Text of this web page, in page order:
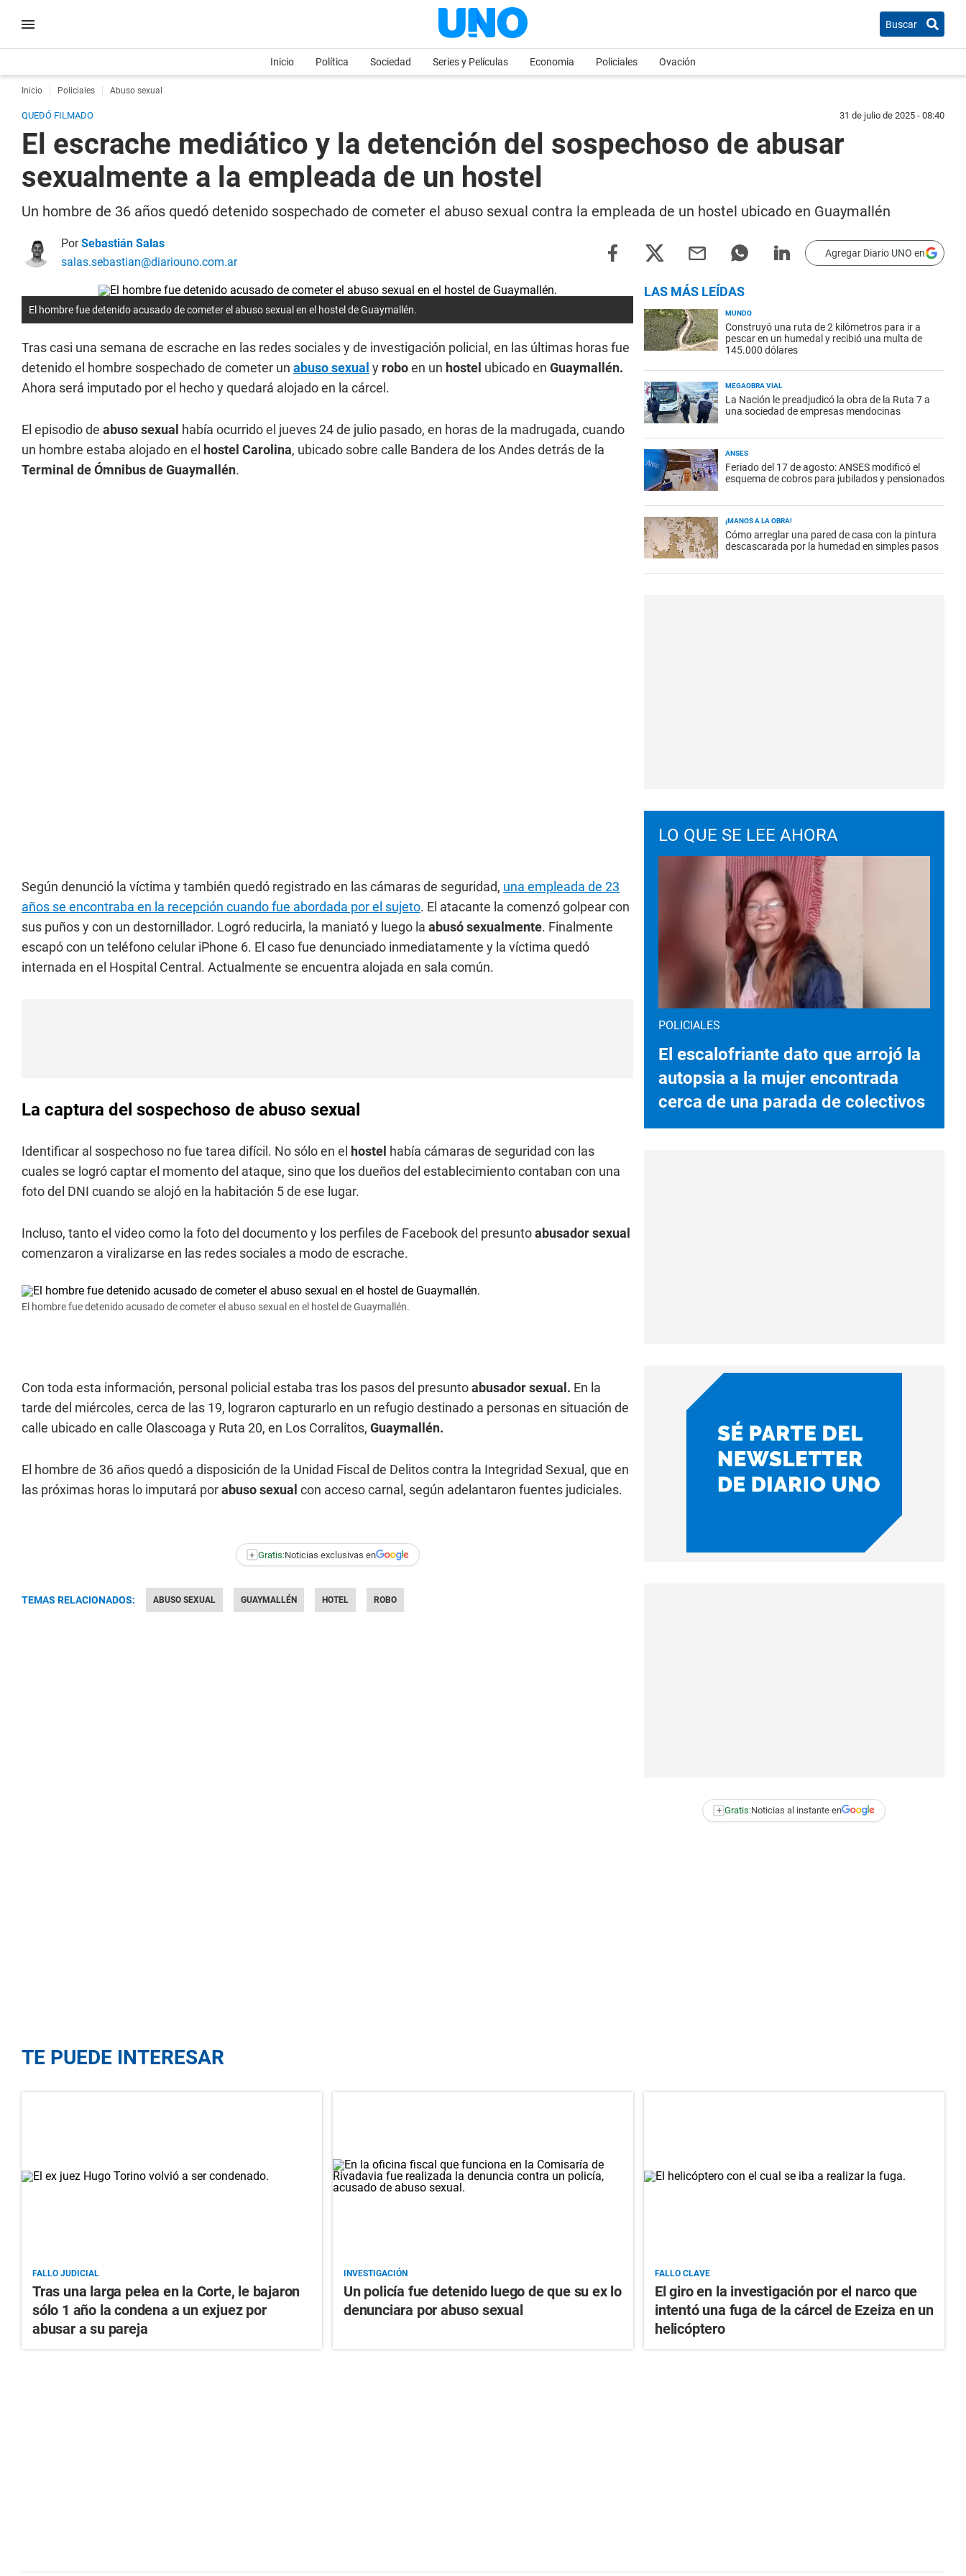
Buscar
Inicio Política Sociedad Series y Películas Economia Policiales Ovación
Inicio Policiales Abuso sexual
QUEDÓ FILMADO 31 de julio de 2025 - 08:40
El escrache mediático y la detención del sospechoso de abusar
sexualmente a la empleada de un hostel
Un hombre de 36 años quedó detenido sospechado de cometer el abuso sexual contra la empleada de un hostel ubicado en Guaymallén
PorSebastián Salas
salas.sebastian@diariouno.com.ar
Agregar Diario UNO en
El hombre fue detenido acusado de cometer el abuso sexual en el hostel de Guaymallén.
Tras casi una semana de escrache en las redes sociales y de investigación policial, en las últimas horas fue
detenido el hombre sospechado de cometer un abuso sexual y roboen un hostel ubicado en Guaymallén.
Ahora será imputado por el hecho y quedará alojado en la cárcel.
El episodio de abuso sexual había ocurrido el jueves 24 de julio pasado, en horas de la madrugada, cuando
un hombre estaba alojado en el hostel Carolina, ubicado sobre calle Bandera de los Andes detrás de la
Terminal de Ómnibus de Guaymallén.
Según denunció la víctima y también quedó registrado en las cámaras de seguridad, una empleada de 23
años se encontraba en la recepción cuando fue abordada por el sujeto. El atacante la comenzó golpear con
sus puños y con un destornillador. Logró reducirla, la maniató y luego la abusó sexualmente. Finalmente
escapó con un teléfono celular iPhone 6. El caso fue denunciado inmediatamente y la víctima quedó
internada en el Hospital Central. Actualmente se encuentra alojada en sala común.
La captura del sospechoso de abuso sexual
Identificar al sospechoso no fue tarea difícil. No sólo en el hostel había cámaras de seguridad con las
cuales se logró captar el momento del ataque, sino que los dueños del establecimiento contaban con una
foto del DNI cuando se alojó en la habitación 5 de ese lugar.
Incluso, tanto el video como la foto del documento y los perfiles de Facebook del presuntoabusador sexual
comenzaron a viralizarse en las redes sociales a modo de escrache.
El hombre fue detenido acusado de cometer el abuso sexual en el hostel de Guaymallén.
Con toda esta información, personal policial estaba tras los pasos del presuntoabusador sexual. En la
tarde del miércoles, cerca de las 19, lograron capturarlo en un refugio destinado a personas en situación de
calle ubicado en calle Olascoaga y Ruta 20, en Los Corralitos, Guaymallén.
El hombre de 36 años quedó a disposición de la Unidad Fiscal de Delitos contra la Integridad Sexual, que en
las próximas horas lo imputará porabuso sexual con acceso carnal, según adelantaron fuentes judiciales.
+ Gratis:Noticias exclusivas en
TEMAS RELACIONADOS: ABUSO SEXUAL GUAYMALLÉN HOTEL ROBO
LAS MÁS LEÍDAS
MUNDO
Construyó una ruta de 2 kilómetros para ir a
pescar en un humedal y recibió una multa de
145.000 dólares
MEGAOBRA VIAL
La Nación le preadjudicó la obra de la Ruta 7 a
una sociedad de empresas mendocinas
ANSES
Feriado del 17 de agosto: ANSES modificó el
esquema de cobros para jubilados y pensionados
¡MANOS A LA OBRA!
Cómo arreglar una pared de casa con la pintura
descascarada por la humedad en simples pasos
LO QUE SE LEE AHORA
POLICIALES
El escalofriante dato que arrojó la
autopsia a la mujer encontrada
cerca de una parada de colectivos
+ Gratis:Noticias al instante en
TE PUEDE INTERESAR
FALLO JUDICIAL
Tras una larga pelea en la Corte, le bajaron
sólo 1 año la condena a un exjuez por
abusar a su pareja
INVESTIGACIÓN
Un policía fue detenido luego de que su ex lo
denunciara por abuso sexual
FALLO CLAVE
El giro en la investigación por el narco que
intentó una fuga de la cárcel de Ezeiza en un
helicóptero